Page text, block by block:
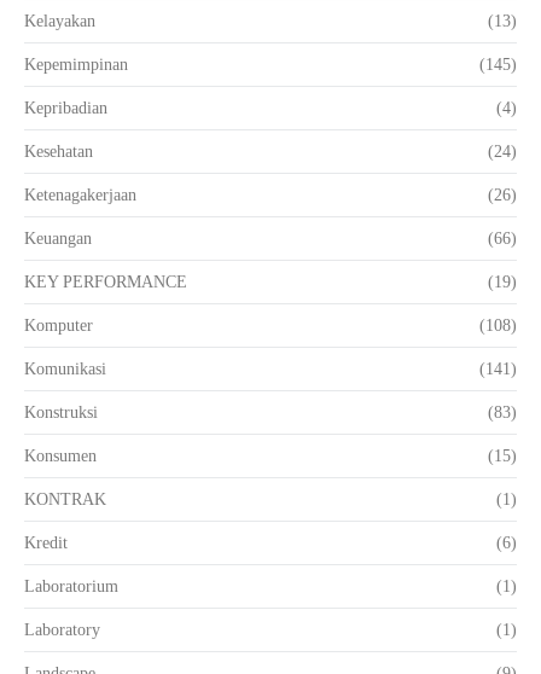
Kelayakan (13)
Kepemimpinan (145)
Kepribadian (4)
Kesehatan (24)
Ketenagakerjaan (26)
Keuangan (66)
KEY PERFORMANCE (19)
Komputer (108)
Komunikasi (141)
Konstruksi (83)
Konsumen (15)
KONTRAK (1)
Kredit (6)
Laboratorium (1)
Laboratory (1)